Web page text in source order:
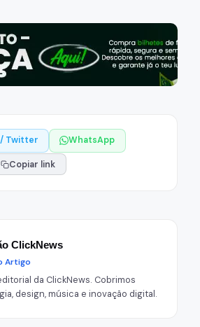
/ Twitter WhatsApp
Copiar link
ClickNews
Artigo
da ClickNews. Cobrimos
design, música e inovação digital.